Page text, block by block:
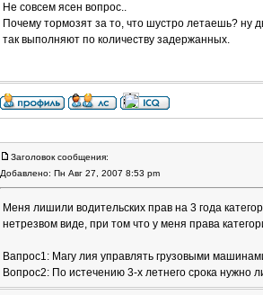
Не совсем ясен вопрос..
Почему тормозят за то, что шустро летаешь? ну
так выполняют по количеству задержанных.
Заголовок сообщения:
Добавлено: Пн Авг 27, 2007 8:53 pm
Меня лишили водительских прав на 3 года
нетрезвом виде, при том что у меня права
Вапрос1: Магу лия управлять грузовыми
Вопрос2: По истечению 3-х летнего срока нужно